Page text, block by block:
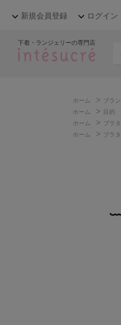
新規会員登録 ログイン
下着・ランジェリーの専門店
ホーム > ブラン
ホーム
> 目的
ホーム
> ブラ
ホーム
> ブラ